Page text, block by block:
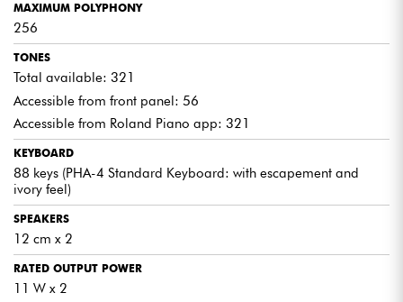
MAXIMUM POLYPHONY
256
TONES
Total available: 321
Accessible from front panel: 56
Accessible from Roland Piano app: 321
KEYBOARD
88 keys (PHA-4 Standard Keyboard: with escapement and
ivory feel)
SPEAKERS
12 cm x 2
RATED OUTPUT POWER
11 W x 2